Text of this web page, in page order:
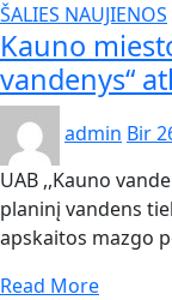
ŠALIES NAUJIENOS
Kauno
vandenys“
admin Bir
UAB ,,Kauno
planinį vandens
apskaitos mazgo
Read More